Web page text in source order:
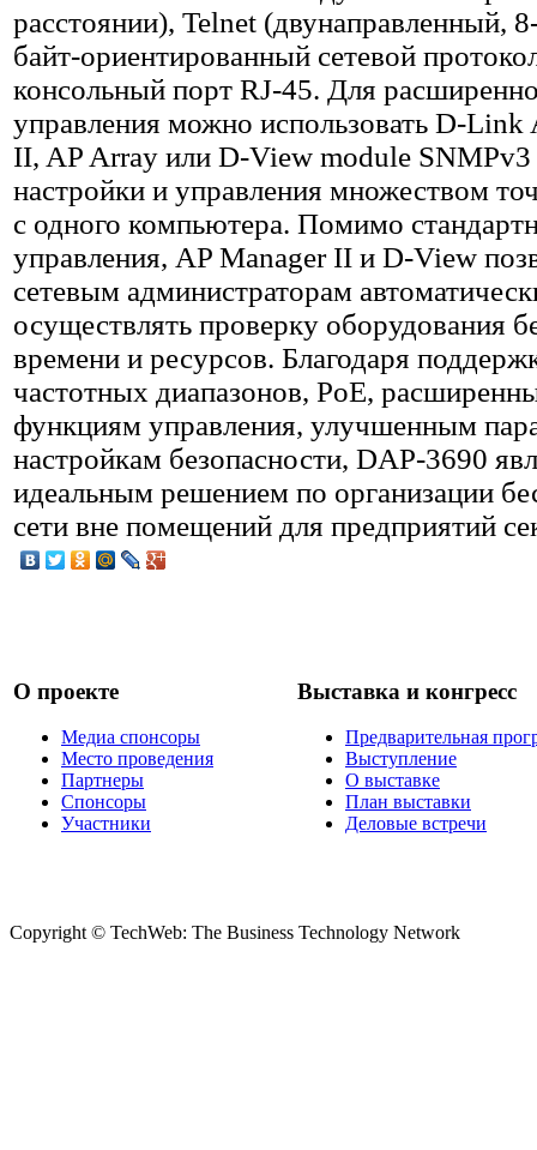
расстоянии), Telnet (двунаправленный,
байт-ориентированный сетевой
консольный порт RJ-45. Для
управления можно использовать D-Link
II, AP Array или D-View module SNMPv3
настройки и управления множеством
с одного компьютера. Помимо
управления, AP Manager II и D-View
сетевым администраторам
осуществлять проверку оборудования
времени и ресурсов. Благодаря
частотных диапазонов, PoE,
функциям управления, улучшенным
настройкам безопасности, DAP-3690
идеальным решением по организации
сети вне помещений для предприятий
О проекте
Медиа спонсоры
Место проведения
Партнеры
Спонсоры
Участники
Выставка и конгресс
Предварительная
Выступление
О выставке
План выставки
Деловые встречи
Copyright © TechWeb: The Business Technology Network